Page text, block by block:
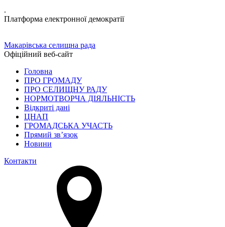
.
Платформа електронної демократії
Макарівська селищна рада
Офіційний веб-сайт
Головна
ПРО ГРОМАДУ
ПРО СЕЛИЩНУ РАДУ
НОРМОТВОРЧА ДІЯЛЬНІСТЬ
Відкриті дані
ЦНАП
ГРОМАДСЬКА УЧАСТЬ
Прямий зв’язок
Новини
Контакти